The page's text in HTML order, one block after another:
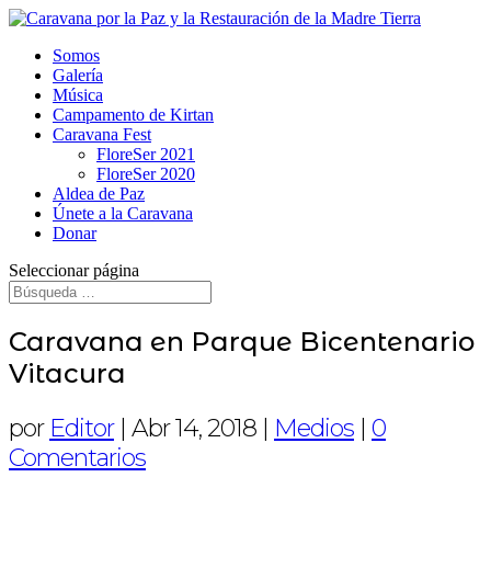
Somos
Galería
Música
Campamento de Kirtan
Caravana Fest
FloreSer 2021
FloreSer 2020
Aldea de Paz
Únete a la Caravana
Donar
Seleccionar página
Caravana en Parque Bicentenario
Vitacura
por Editor| Abr 14, 2018 | Medios | 0
Comentarios